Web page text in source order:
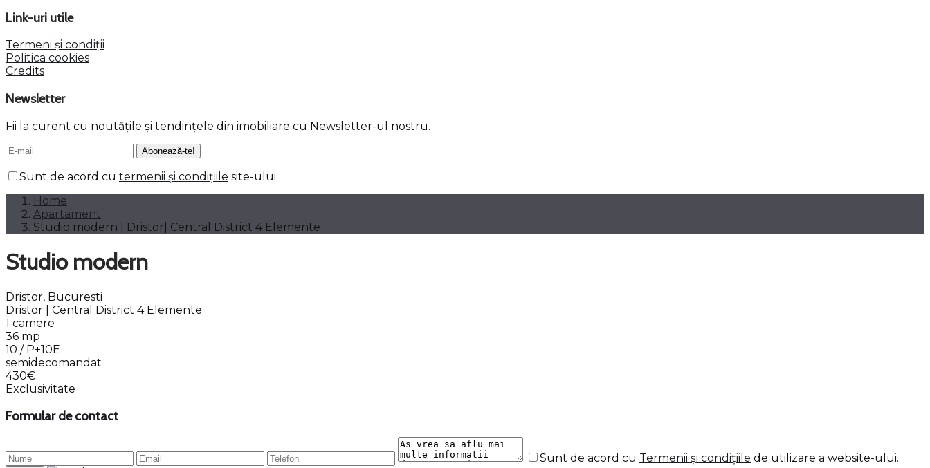
Link-uri utile
Termeni și condiții
Politica cookies
Credits
Newsletter
Fii la curent cu noutățile și tendințele din imobiliare cu Newsletter-ul nostru.
Sunt de acord cu termenii și condițiile site-ului.
Home
Apartament
Studio modern | Dristor| Central District 4 Elemente
Studio modern
Dristor, Bucuresti
Dristor | Central District 4 Elemente
1 camere
36 mp
10 / P+10E
semidecomandat
430€
Exclusivitate
Formular de contact
Sunt de acord cu Termenii și condițiile de utilizare a website-ului.